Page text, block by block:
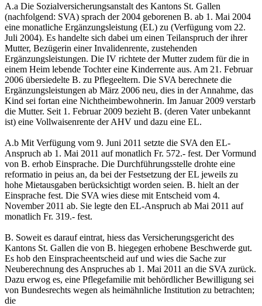
A.a Die Sozialversicherungsanstalt des Kantons St. Gallen
(nachfolgend: SVA) sprach der 2004 geborenen B. ab 1. Mai 2004
eine monatliche Ergänzungsleistung (EL) zu (Verfügung vom 22.
Juli 2004). Es handelte sich dabei um einen Teilanspruch der ihrer
Mutter, Bezügerin einer Invalidenrente, zustehenden
Ergänzungsleistungen. Die IV richtete der Mutter zudem für die in
einem Heim lebende Tochter eine Kinderrente aus. Am 21. Februar
2006 übersiedelte B. zu Pflegeeltern. Die SVA berechnete die
Ergänzungsleistungen ab März 2006 neu, dies in der Annahme, das
Kind sei fortan eine Nichtheimbewohnerin. Im Januar 2009 verstarb
die Mutter. Seit 1. Februar 2009 bezieht B. (deren Vater unbekannt
ist) eine Vollwaisenrente der AHV und dazu eine EL.
A.b Mit Verfügung vom 9. Juni 2011 setzte die SVA den EL-
Anspruch ab 1. Mai 2011 auf monatlich Fr. 572.- fest. Der Vormund
von B. erhob Einsprache. Die Durchführungsstelle drohte eine
reformatio in peius an, da bei der Festsetzung der EL jeweils zu
hohe Mietausgaben berücksichtigt worden seien. B. hielt an der
Einsprache fest. Die SVA wies diese mit Entscheid vom 4.
November 2011 ab. Sie legte den EL-Anspruch ab Mai 2011 auf
monatlich Fr. 319.- fest.
B. Soweit es darauf eintrat, hiess das Versicherungsgericht des
Kantons St. Gallen die von B. hiegegen erhobene Beschwerde gut.
Es hob den Einspracheentscheid auf und wies die Sache zur
Neuberechnung des Anspruches ab 1. Mai 2011 an die SVA zurück.
Dazu erwog es, eine Pflegefamilie mit behördlicher Bewilligung sei
von Bundesrechts wegen als heimähnliche Institution zu betrachten;
die